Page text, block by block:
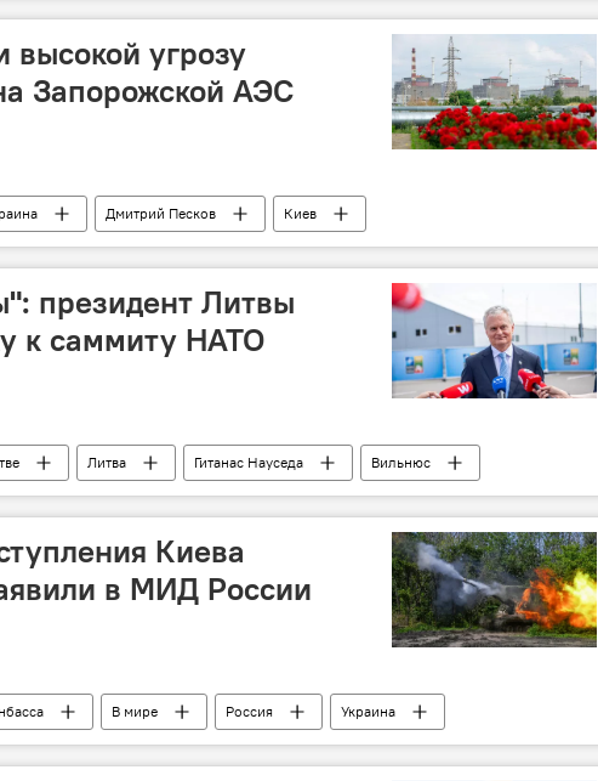
угрозу
Запорожской АЭС
Дмитрий Песков Киев
президент Литвы
к саммиту НАТО
Литва Гитанас Науседа Вильнюс
Киева
в МИД России
В мире Россия
Украина